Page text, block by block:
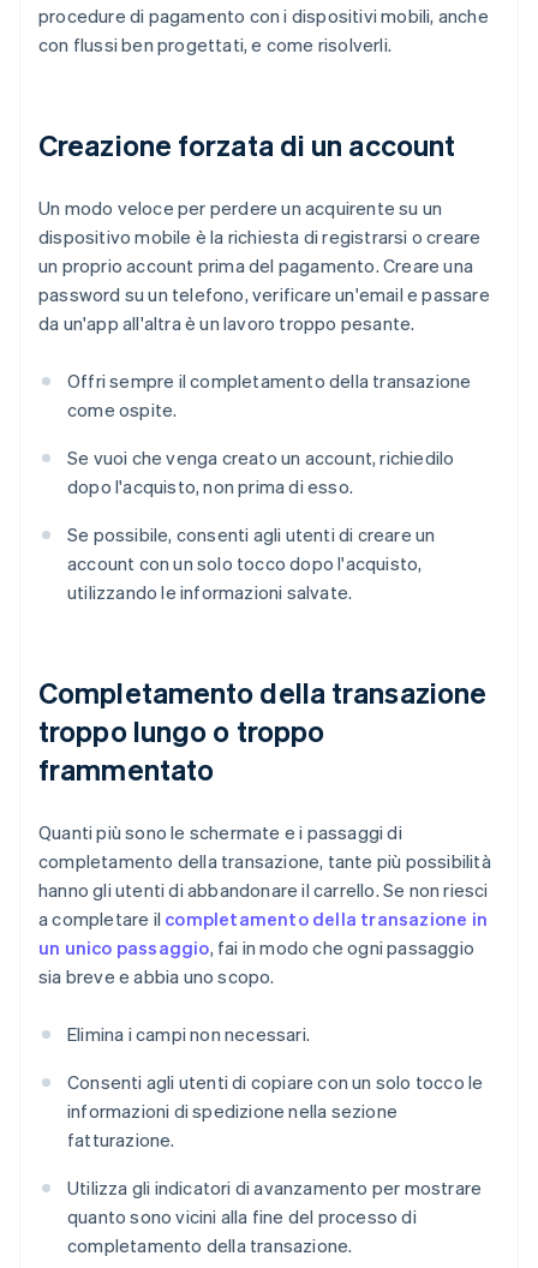
procedure di pagamento con i dispositivi mobili, anche
con flussi ben progettati, e come risolverli.
Creazione forzata di un account
Un modo veloce per perdere un acquirente su un
dispositivo mobile è la richiesta di registrarsi o creare
un proprio account prima del pagamento. Creare una
password su un telefono, verificare un'email e passare
da un'app all'altra è un lavoro troppo pesante.
Offri sempre il completamento della transazione
come ospite.
Se vuoi che venga creato un account, richiedilo
dopo l'acquisto, non prima di esso.
Se possibile, consenti agli utenti di creare un
account con un solo tocco dopo l'acquisto,
utilizzando le informazioni salvate.
Completamento della transazione
troppo lungo o troppo
frammentato
Quanti più sono le schermate e i passaggi di
completamento della transazione, tante più possibilità
hanno gli utenti di abbandonare il carrello. Se non riesci
a completare il completamento della transazione in
un unico passaggio, fai in modo che ogni passaggio
sia breve e abbia uno scopo.
Elimina i campi non necessari.
Consenti agli utenti di copiare con un solo tocco le
informazioni di spedizione nella sezione
fatturazione.
Utilizza gli indicatori di avanzamento per mostrare
quanto sono vicini alla fine del processo di
completamento della transazione.